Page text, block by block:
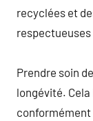
recyclées et
respectueuses
Prendre soin
longévité.